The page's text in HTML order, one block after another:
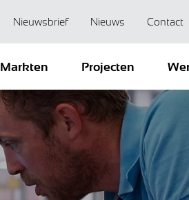
Nieuwsbrief Nieuws Contact
Markten Projecten